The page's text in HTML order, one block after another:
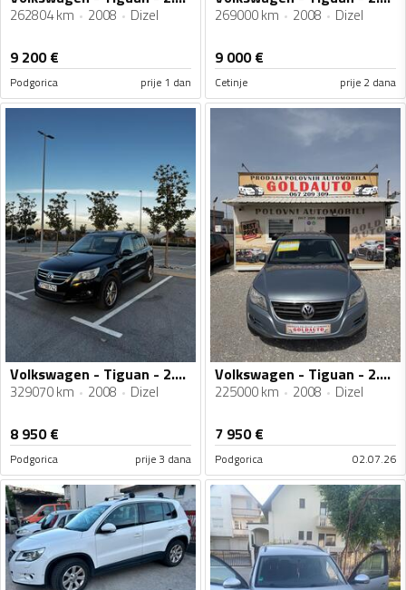
262804 km 2008 Dizel
9 200€
Podgorica prije 1 dan
269000 km 2008 Dizel
9 000€
Cetinje prije 2 dana
Volkswagen - Tiguan - 2.0 TDI
329070 km 2008 Dizel
8 950€
Podgorica prije 3 dana
Volkswagen - Tiguan - 2.0 tdi 4x4
225000 km 2008 Dizel
7 950€
Podgorica 02.07.26